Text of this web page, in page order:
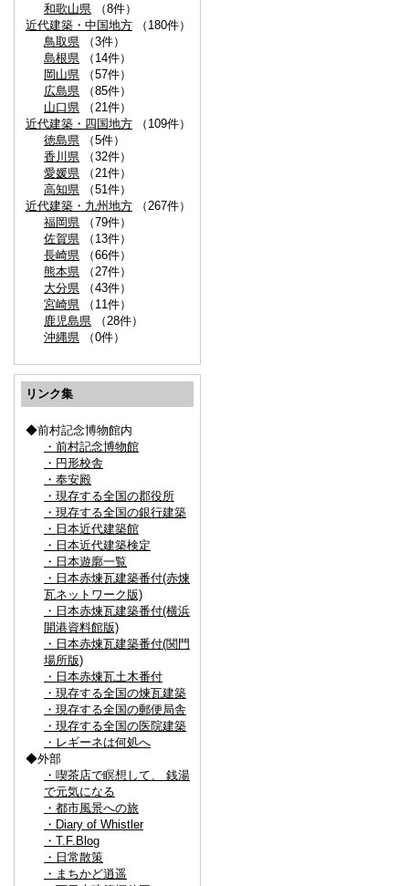
和歌山県 （8件）
近代建築・中国地方 （180件）
鳥取県 （3件）
島根県 （14件）
岡山県 （57件）
広島県 （85件）
山口県 （21件）
近代建築・四国地方 （109件）
徳島県 （5件）
香川県 （32件）
愛媛県 （21件）
高知県 （51件）
近代建築・九州地方 （267件）
福岡県 （79件）
佐賀県 （13件）
長崎県 （66件）
熊本県 （27件）
大分県 （43件）
宮崎県 （11件）
鹿児島県 （28件）
沖縄県 （0件）
リンク集
◆前村記念博物館内
・前村記念博物館
・円形校舎
・奉安殿
・現存する全国の郡役所
・現存する全国の銀行建築
・日本近代建築館
・日本近代建築検定
・日本遊廓一覧
・日本赤煉瓦建築番付(赤煉
瓦ネットワーク版)
・日本赤煉瓦建築番付(横浜
開港資料館版)
・日本赤煉瓦建築番付(関門
場所版)
・日本赤煉瓦土木番付
・現存する全国の煉瓦建築
・現存する全国の郵便局舎
・現存する全国の医院建築
・レギーネは何処へ
◆外部
・喫茶店で瞑想して、 銭湯
で元気になる
・都市風景への旅
・Diary of Whistler
・T.F.Blog
・日常散策
・まちかど逍遥